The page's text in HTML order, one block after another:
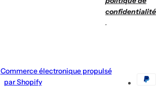
confidentialité
.
Commerce électronique propulsé
par Shopify